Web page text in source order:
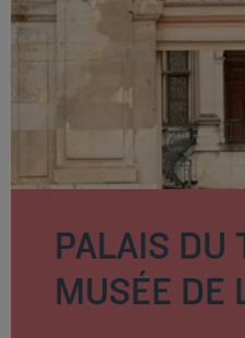
PALAIS DU
MUSÉE